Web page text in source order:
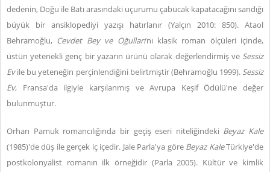
dedenin, Doğu ile Batı arasındaki uçurumu çabucak kapatacağını sandığı
büyük bir ansiklopediyi yazışı hatırlanır (Yalçın 2010: 850). Ataol
Behramoğlu, Cevdet Bey ve Oğulları’nı klasik roman ölçüleri içinde,
üstün yetenekli genç bir yazarın ürünü olarak değerlendirmiş ve Sessiz
Evile bu yeteneğin perçinlendiğini belirtmiştir (Behramoğlu 1999). Sessiz
Ev, Fransa'da ilgiyle karşılanmış ve Avrupa Keşif Ödülü'ne değer
bulunmuştur.
Orhan Pamuk romancılığında bir geçiş eseri niteliğindeki Beyaz Kale
(1985)'de düş ile gerçek iç içedir. Jale Parla'ya göre Beyaz KaleTürkiye'de
postkolonyalist romanın ilk örneğidir (Parla 2005). Kültür ve kimlik